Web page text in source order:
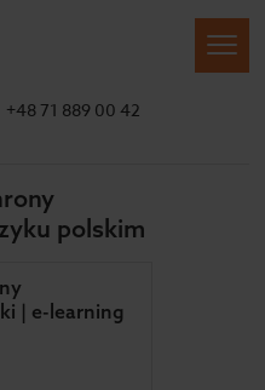
+48 71 889 00 42
polskim
| e-learning